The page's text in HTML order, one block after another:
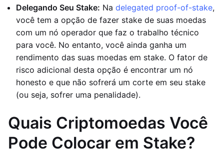
Delegando Seu Stake: Na delegated proof-of-stake,
você tem a opção de fazer stake de suas moedas
com um nó operador que faz o trabalho técnico
para você. No entanto, você ainda ganha um
rendimento das suas moedas em stake. O fator de
risco adicional desta opção é encontrar um nó
honesto e que não sofrerá um corte em seu stake
(ou seja, sofrer uma penalidade).
Quais Criptomoedas Você
Pode Colocar em Stake?